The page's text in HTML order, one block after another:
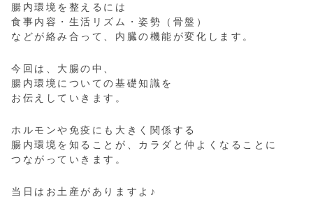
腸内環境を整えるには
食事内容・生活リズム・姿勢（骨盤）
などが絡み合って、内臓の機能が変化します。
今回は、大腸の中、
腸内環境についての基礎知識を
お伝えしていきます。
ホルモンや免疫にも大きく関係する
腸内環境を知ることが、カラダと仲よくなることに
つながっていきます。
当日はお土産がありますよ♪